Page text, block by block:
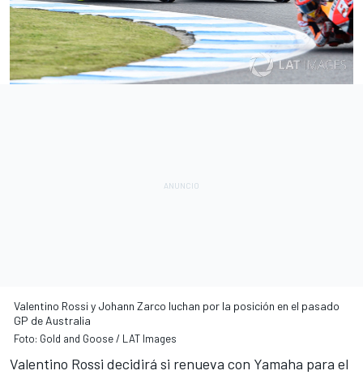
Valentino Rossi y Johann Zarco luchan por la posición en el pasado
GP de Australia
Foto: Gold and Goose / LAT Images
Valentino Rossi decidirá si renueva con Yamaha para el